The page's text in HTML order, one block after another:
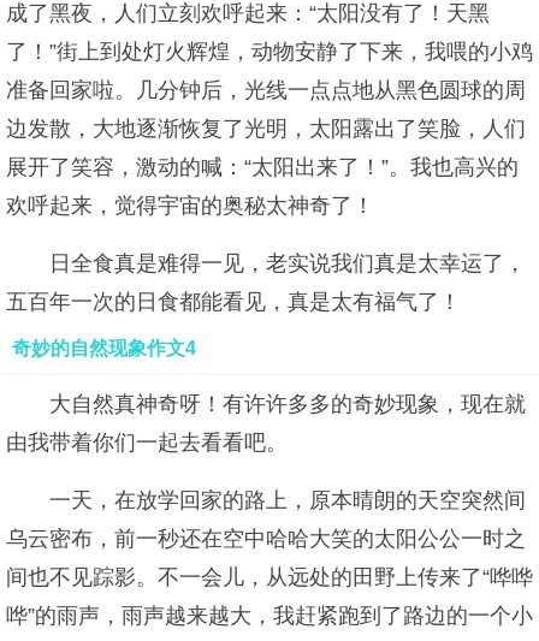
成了黑夜，人们立刻欢呼起来：“太阳没有了！天黑
了！”街上到处灯火辉煌，动物安静了下来，我喂的小鸡
准备回家啦。几分钟后，光线一点点地从黑色圆球的周
边发散，大地逐渐恢复了光明，太阳露出了笑脸，人们
展开了笑容，激动的喊：“太阳出来了！”。我也高兴的
欢呼起来，觉得宇宙的奥秘太神奇了！
日全食真是难得一见，老实说我们真是太幸运了，
五百年一次的日食都能看见，真是太有福气了！
奇妙的自然现象作文4
大自然真神奇呀！有许许多多的奇妙现象，现在就
由我带着你们一起去看看吧。
一天，在放学回家的路上，原本晴朗的天空突然间
乌云密布，前一秒还在空中哈哈大笑的太阳公公一时之
间也不见踪影。不一会儿，从远处的田野上传来了“哗哗
哗”的雨声，雨声越来越大，我赶紧跑到了路边的一个小